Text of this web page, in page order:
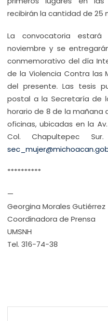
recibirán la cantidad de 25
La convocatoria
noviembre y se
conmemorativo del día
de la Violencia Contra las
del presente. Las tesis
postal a la Secretaría de
horario de 8 de la mañana
oficinas, ubicadas en la
Col. Chapultepec
**********
—
Georgina Morales Gutiérrez
Coordinadora de Prensa
UMSNH
Tel. 316-74-38